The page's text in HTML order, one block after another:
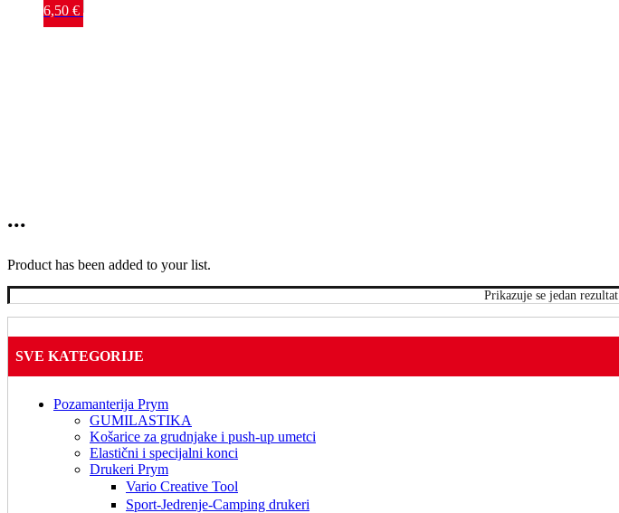
6,50 €
...
Product has been added to your list.
Prikazuje se jedan rezultat
SVE KATEGORIJE
Pozamanterija Prym
GUMILASTIKA
Košarice za grudnjake i push-up umetci
Elastični i specijalni konci
Drukeri Prym
Vario Creative Tool
Sport-Jedrenje-Camping drukeri